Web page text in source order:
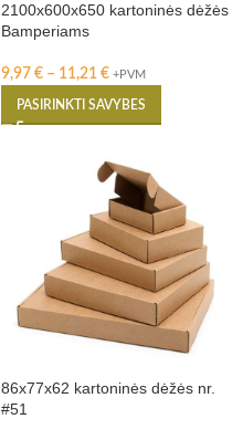
2100x600x650 kartoninės dėžės
Bamperiams
9,97 € – 11,21 € +PVM
PASIRINKTI SAVYBES
86x77x62 kartoninės dėžės nr.
#51